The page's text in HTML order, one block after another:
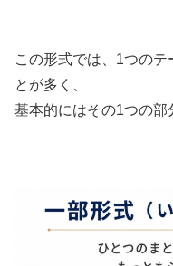
この形式では、1つの
とが多く、
基本的にはその1つの部